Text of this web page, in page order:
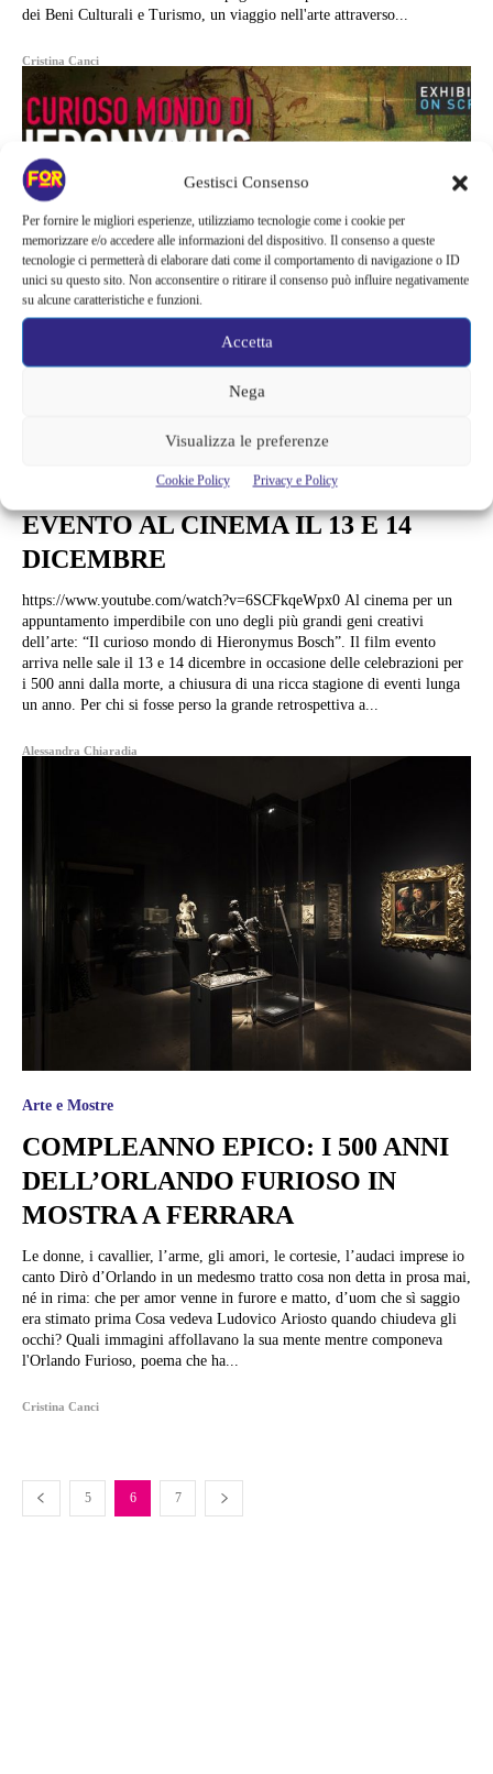
Gestisci Consenso
Per fornire le migliori esperienze, utilizziamo tecnologie come i cookie per
memorizzare e/o accedere alle informazioni del dispositivo. Il consenso a queste
tecnologie ci permetterà di elaborare dati come il comportamento di navigazione o ID
unici su questo sito. Non acconsentire o ritirare il consenso può influire negativamente
su alcune caratteristiche e funzioni.
Accetta
Nega
Visualizza le preferenze
Cookie Policy Privacy e Policy
dei Beni Culturali e Turismo, un viaggio nell'arte attraverso...
Cristina Canci
IL CURIOSO MONDO DI
HIERONYMUS BOSCH: IL FILM
EVENTO AL CINEMA IL 13 E 14
DICEMBRE
https://www.youtube.com/watch?v=6SCFkqeWpx0 Al cinema per un
appuntamento imperdibile con uno degli più grandi geni creativi
dell’arte: “Il curioso mondo di Hieronymus Bosch”. Il film evento
arriva nelle sale il 13 e 14 dicembre in occasione delle celebrazioni per
i 500 anni dalla morte, a chiusura di una ricca stagione di eventi lunga
un anno. Per chi si fosse perso la grande retrospettiva a...
Alessandra Chiaradia
Arte e Mostre
COMPLEANNO EPICO: I 500 ANNI
DELL’ORLANDO FURIOSO IN
MOSTRA A FERRARA
Le donne, i cavallier, l’arme, gli amori, le cortesie, l’audaci imprese io
canto Dirò d’Orlando in un medesmo tratto cosa non detta in prosa mai,
né in rima: che per amor venne in furore e matto, d’uom che sì saggio
era stimato prima Cosa vedeva Ludovico Ariosto quando chiudeva gli
occhi? Quali immagini affollavano la sua mente mentre componeva
l'Orlando Furioso, poema che ha...
Cristina Canci
5 6 7